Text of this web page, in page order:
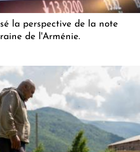
la perspective de la note
de l'Arménie.